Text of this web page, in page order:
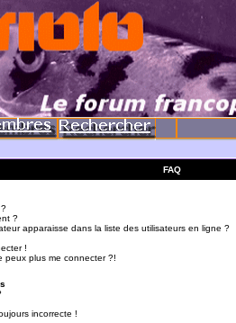
FAQ
?
apparaisse dans la liste des utilisateurs en ligne ?
!
peux plus me connecter ?!
incorrecte !